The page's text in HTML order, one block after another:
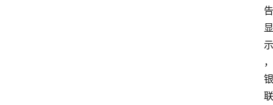
告
显
示
，
银
联